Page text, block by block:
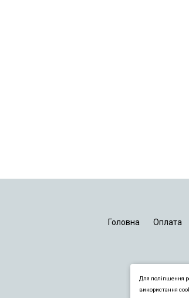
Головна Оплата
Для поліпшення
використання